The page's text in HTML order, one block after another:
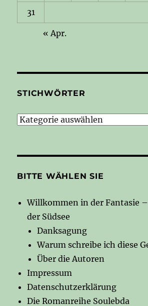
31
« Apr.
STICHWÖRTER
Stichwörter
BITTE WÄHLEN SIE
Willkommen in der Fantasie
der Südsee
Danksagung
Warum schreibe ich diese
Über die Autoren
Impressum
Datenschutzerklärung
Die Romanreihe Soulebda